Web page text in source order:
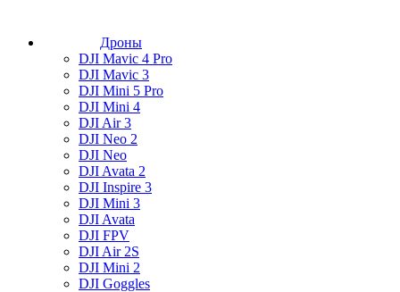
Дроны
DJI Mavic 4 Pro
DJI Mavic 3
DJI Mini 5 Pro
DJI Mini 4
DJI Air 3
DJI Neo 2
DJI Neo
DJI Avata 2
DJI Inspire 3
DJI Mini 3
DJI Avata
DJI FPV
DJI Air 2S
DJI Mini 2
DJI Goggles